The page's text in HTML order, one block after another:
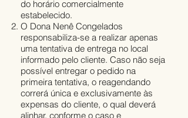
do horário comercialmente
estabelecido.
O Dona Nenê Congelados
responsabiliza-se a realizar apenas
uma tentativa de entrega no local
informado pelo cliente. Caso não seja
possível entregar o pedido na
primeira tentativa, o reagendando
correrá única e exclusivamente às
expensas do cliente, o qual deverá
alinhar, conforme o caso e